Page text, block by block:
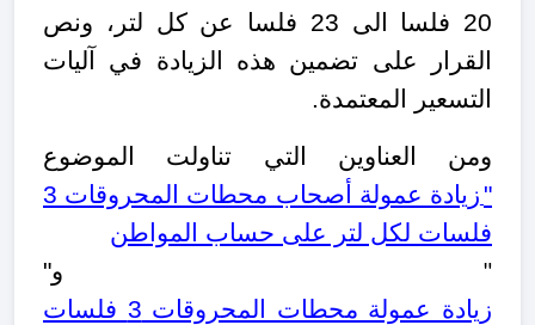
20 فلسا الى 23 فلسا عن كل لتر، ونص
القرار على تضمين هذه الزيادة في آليات
التسعير المعتمدة.
ومن العناوين التي تناولت الموضوع
"
زيادة عمولة أصحاب محطات المحروقات 3
فلسات لكل لتر على حساب المواطن
"
و"
زيادة عمولة محطات المحروقات 3 فلسات